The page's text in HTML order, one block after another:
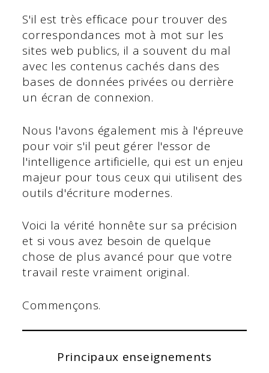
S'il est très efficace pour trouver des
correspondances mot à mot sur les
sites web publics, il a souvent du mal
avec les contenus cachés dans des
bases de données privées ou derrière
un écran de connexion.
Nous l'avons également mis à l'épreuve
pour voir s'il peut gérer l'essor de
l'intelligence artificielle, qui est un enjeu
majeur pour tous ceux qui utilisent des
outils d'écriture modernes.
Voici la vérité honnête sur sa précision
et si vous avez besoin de quelque
chose de plus avancé pour que votre
travail reste vraiment original.
Commençons.
Principaux enseignements